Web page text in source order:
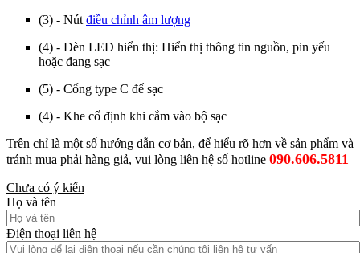
(3) - Nút điều chỉnh âm lượng
(4) - Đèn LED hiển thị: Hiển thị thông tin nguồn, pin yếu
hoặc đang sạc
(5) - Cổng type C để sạc
(4) - Khe cố định khi cắm vào bộ sạc
Trên chỉ là một số hướng dẫn cơ bản, để hiểu rõ hơn về sản phẩm và
tránh mua phải hàng giả, vui lòng liên hệ số hotline 090.606.5811
Chưa có ý kiến
Họ và tên
Điện thoại liên hệ